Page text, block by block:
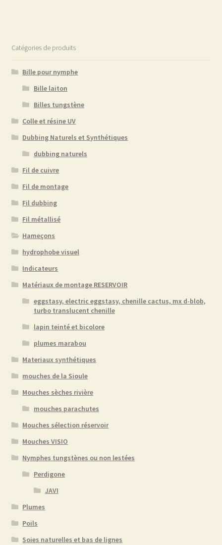
Catégories de produits
Bille pour nymphe
Bille laiton
Billes tungstène
Colle et résine UV
Dubbing Naturels et Synthétiques
dubbing naturels
Fil de cuivre
Fil de montage
Fil dubbing
Fil métallisé
Hameçons
hydrophobe visuel
Indicateurs
Matériaux de montage RESERVOIR
eggstasy, electric eggstasy, chenille cactus, mx d-blob,
turbo translucent chenille
lapin teinté et bicolore
plumes marabou
Materiaux synthétiques
mouches de la Sioule
Mouches sèches rivière
mouches parachutes
Mouches sélection réservoir
Mouches VISIO
Nymphes tungstènes ou non lestées
Perdigone
JAVI
Plumes
Poils
Soies naturelles et bas de lignes